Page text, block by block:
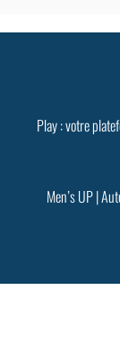
Play : votre
Men’s UP|